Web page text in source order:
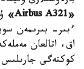
«Airbus A321»
ءبىر- بىرىمەن
اق، اتالعان
كوكتەگى جارىلىس